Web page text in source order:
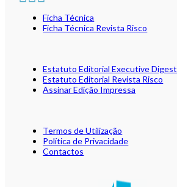
Ficha Técnica
Ficha Técnica Revista Risco
Estatuto Editorial Executive Digest
Estatuto Editorial Revista Risco
Assinar Edição Impressa
Termos de Utilização
Política de Privacidade
Contactos